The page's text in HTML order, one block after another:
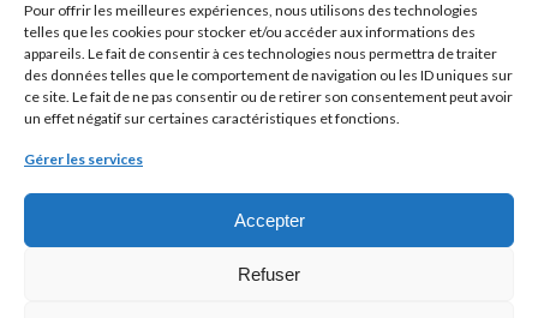
Pour offrir les meilleures expériences, nous utilisons des technologies
telles que les cookies pour stocker et/ou accéder aux informations des
appareils. Le fait de consentir à ces technologies nous permettra de traiter
des données telles que le comportement de navigation ou les ID uniques sur
ce site. Le fait de ne pas consentir ou de retirer son consentement peut avoir
un effet négatif sur certaines caractéristiques et fonctions.
Gérer les services
Accepter
Refuser
RUBRIQUES PR4VD4
44-fillette
Ch4ud l’infø
Econømie
Santé, sport, bien-être, sexo
CONTACTER LA RÉDACTION